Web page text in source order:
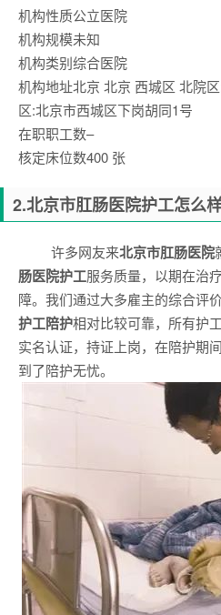
机构性质公立医院
机构规模未知
机构类别综合医院
机构地址北京 北京 西城区 北院
区:北京市西城区下岗胡同1号
在职职工数–
核定床位数400 张
2.北京市肛肠医院护工怎么样
许多网友来北京市肛肠医院
肠医院护工服务质量，以期在治
障。我们通过大多雇主的综合评价
护工陪护相对比较可靠，所有护
实名认证，持证上岗，在陪护期
到了陪护无忧。